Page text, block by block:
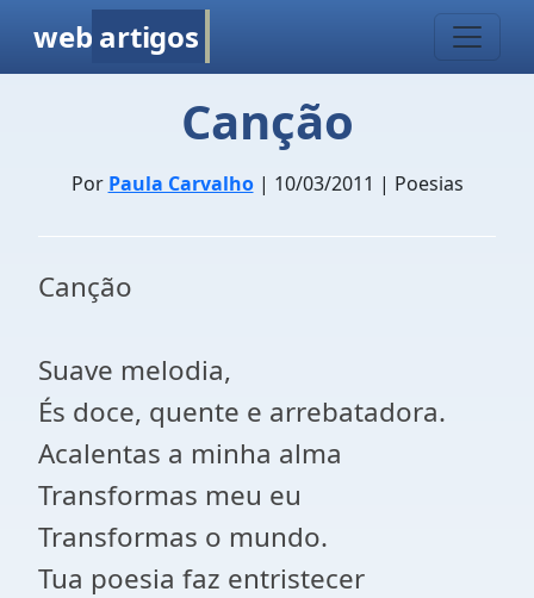
web artigos
Canção
Por Paula Carvalho| 10/03/2011 | Poesias
Canção
Suave melodia,
És doce, quente e arrebatadora.
Acalentas a minha alma
Transformas meu eu
Transformas o mundo.
Tua poesia faz entristecer